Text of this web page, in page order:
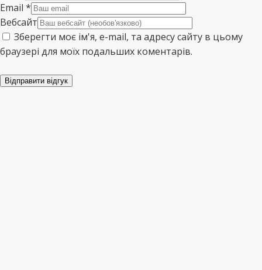
Email *
Вебсайт
Зберегти моє ім'я, e-mail, та адресу сайту в цьому
браузері для моїх подальших коментарів.
Відправити відгук